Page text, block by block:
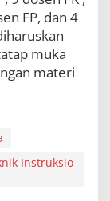
FP, dan 4
muka
materi
Instruksio